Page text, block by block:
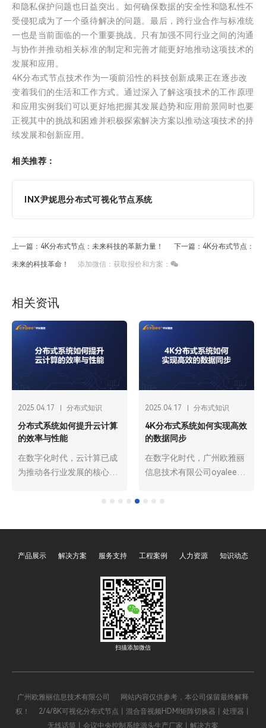
和隐私保护问题也日益突出。如何确保数据的安全性和隐私性不
受侵犯成为了一个亟待解决的问题。最后，跨行业合作与标准统
一也是当前面临的一个重要挑战。只有加强不同行业之间的沟通
与协作并推动相关标准的制定和完善才能更好地推动这项技术的
发展和应用。
4K分布式节点技术作为一项前沿性的科技创新成果正在逐步改
变着我们的生活和工作方式。通过深入了解这项技术的工作原理
和应用实例我们可以更好地把握其发展趋势和应用前景同时也要
正视其中的挑战和困难并积极探索解决方案以推动这项技术的持
续发展和创新应用。
相关推荐：
INX尹妮思分布式可视化节点系统
上一篇：4K分布式节点：未来科技的革新力量！ 下一篇：4K分布式节点：
未来的科技革命！ 添加微信：获取报价和方案：
相关资讯
2025.04.17 分布式知识
分布式系统如何提升云计算
的效率与性能
在数字化时代，云计算已成
为推动各行业发展的核心技
利。而广州欧雅丽信息技术
分布式系统“尹妮思INX-
INX-500、INX-800PRO分布
式节点、INX-PCS分布式安
装支架、INX-UI界面设计、
INX-PRO节点软件、INX-
AND客户端。”作为云计算
的效率与性能方面发挥着关
2025.04.17 分布式知识
4K分布式系统如何实现高效
的数据同步
在数字化时代，广州欧雅丽
信息技术有限公司oyalee中
800PRO分布式节点、INX-
UI界面设计、INX-PRO节点
端。”的应用愈发广泛，从大
型数据中心到多媒体处理领
域，都能看到其身影。而在
这类系统中，高效的数据同
步至关重要，它直接关系到
用户体验。那么，4K 分布
数据同步呢？
产品展示 解决方案 服务支持 工程案例 人力资源 知识动态
扫描添加微信
广州欧雅丽信息技术有限公司 网站内容仅供参考，本公司保留最终解释
权！ 2/4/8K可视化分布式节点丨混合音视频HDMI矩阵切换器丨处理器丨
无线话筒丨会议中央控制系统源头生产厂家丨解决方案